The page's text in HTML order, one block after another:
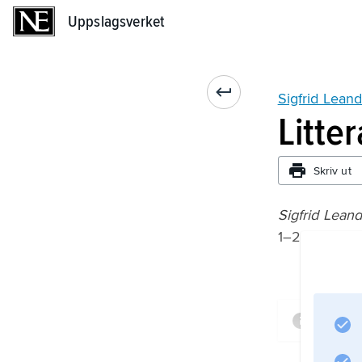
Uppslagsverket
Sigfrid
Skriv ut
Sigfrid
1–2, utgiven